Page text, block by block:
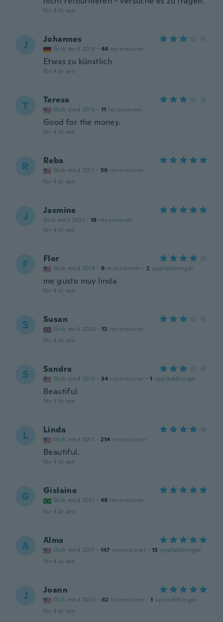
för 4 år sen
J Johannes
Gick med 2018 · 46 recensioner
Etwas zu künstlich
för 4 år sen
T Teresa
Gick med 2016 · 11 recensioner
Good for the money.
för 4 år sen
R Reba
Gick med 2017 · 59 recensioner
för 4 år sen
J Jasmine
Gick med 2021 · 18 recensioner
för 4 år sen
F Flor
Gick med 2019 · 9 recensioner · 2 uppladdningar
me gusto muy linda
för 4 år sen
S Susan
Gick med 2020 · 12 recensioner
för 4 år sen
S Sandra
Gick med 2015 · 34 recensioner · 1 uppladdningar
Beautiful
för 4 år sen
L Linda
Gick med 2017 · 214 recensioner
Beautiful.
för 4 år sen
G Gislaine
Gick med 2021 · 48 recensioner
för 4 år sen
A Alma
Gick med 2017 · 147 recensioner · 13 uppladdningar
för 4 år sen
J Joann
Gick med 2020 · 62 recensioner · 1 uppladdningar
för 4 år sen